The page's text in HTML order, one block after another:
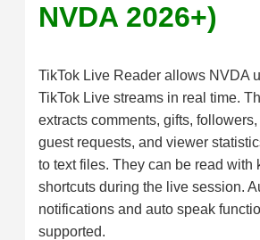
NVDA 2026+)
TikTok Live Reader allows NVDA
TikTok Live streams in real time.
extracts comments, gifts,
guest requests, and viewer
to text files. They can be read with
shortcuts during the live session.
notifications and auto speak
supported.